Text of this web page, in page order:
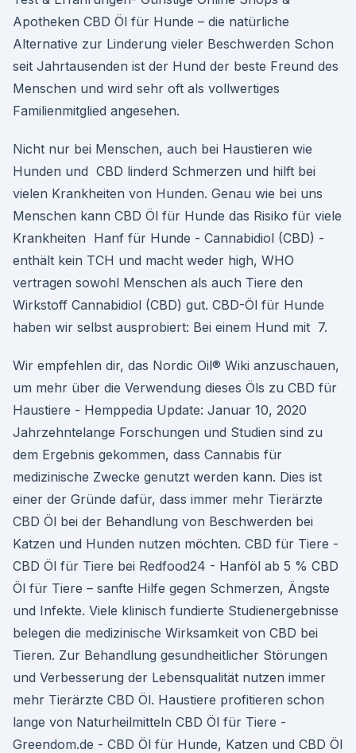
Apotheken CBD Öl für Hunde – die natürliche
Alternative zur Linderung vieler Beschwerden Schon
seit Jahrtausenden ist der Hund der beste Freund des
Menschen und wird sehr oft als vollwertiges
Familienmitglied angesehen.
Nicht nur bei Menschen, auch bei Haustieren wie
Hunden und CBD linderd Schmerzen und hilft bei
vielen Krankheiten von Hunden. Genau wie bei uns
Menschen kann CBD Öl für Hunde das Risiko für viele
Krankheiten Hanf für Hunde - Cannabidiol (CBD) -
enthält kein TCH und macht weder high, WHO
vertragen sowohl Menschen als auch Tiere den
Wirkstoff Cannabidiol (CBD) gut. CBD-Öl für Hunde
haben wir selbst ausprobiert: Bei einem Hund mit 7.
Wir empfehlen dir, das Nordic Oil® Wiki anzuschauen,
um mehr über die Verwendung dieses Öls zu CBD für
Haustiere - Hemppedia Update: Januar 10, 2020
Jahrzehntelange Forschungen und Studien sind zu
dem Ergebnis gekommen, dass Cannabis für
medizinische Zwecke genutzt werden kann. Dies ist
einer der Gründe dafür, dass immer mehr Tierärzte
CBD Öl bei der Behandlung von Beschwerden bei
Katzen und Hunden nutzen möchten. CBD für Tiere -
CBD Öl für Tiere bei Redfood24 - Hanföl ab 5 % CBD
Öl für Tiere – sanfte Hilfe gegen Schmerzen, Ängste
und Infekte. Viele klinisch fundierte Studienergebnisse
belegen die medizinische Wirksamkeit von CBD bei
Tieren. Zur Behandlung gesundheitlicher Störungen
und Verbesserung der Lebensqualität nutzen immer
mehr Tierärzte CBD Öl. Haustiere profitieren schon
lange von Naturheilmitteln CBD Öl für Tiere -
Greendom.de - CBD Öl für Hunde, Katzen und CBD Öl